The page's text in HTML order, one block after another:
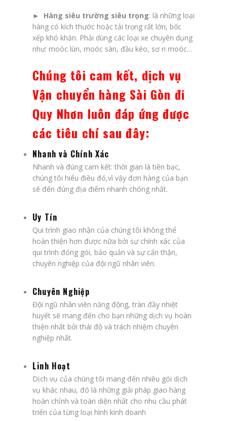
► Hàng siêu trường siêu trọng: là những loại
hàng có kích thước hoặc tải trọng rất lớn, bốc
xếp khó khăn. Phải dùng các loại xe chuyên dụng
như: moóc lùn, moóc sàn, đầu kéo, sơ ri moóc…
Chúng tôi cam kết, dịch vụ
Vận chuyển hàng Sài Gòn đi
Quy Nhơn luôn đáp ứng được
các tiêu chí sau đây:
Nhanh và Chính Xác
Nhanh và đúng cam kết: thời gian là tiền bạc,
chúng tôi hiểu điều đó,vì vậy đơn hàng của bạn
sẽ đến đúng địa điểm nhanh chóng nhất.
Uy Tín
Qui trình giao nhận của chúng tôi không thể
hoàn thiện hơn được nữa bởi sự chính xác của
qui trình đóng gói, bảo quản và sự cẩn thận,
chuyên nghiệp của đội ngũ nhân viên.
Chuyên Nghiệp
Đội ngũ nhân viên năng động, tràn đầy nhiệt
huyết sẽ mang đến cho bạn những dịch vụ hoàn
thiện nhất bởi thái độ và trách nhiệm chuyên
nghiệp nhất.
Linh Hoạt
Dịch vụ của chúng tôi mang đến nhiều gói dịch
vụ khác nhau, đó là những giải pháp giao hàng
hoàn chỉnh và toàn diện nhất cho nhu cầu phát
triển của từng loại hình kinh doanh